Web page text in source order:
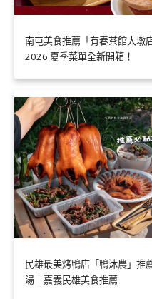
南屯美食推薦「有春茶館大墩
2026 夏季菜單全新開箱！
民雄最美烤鴨店「鴨沐農」推
湯｜嘉義民雄美食推薦